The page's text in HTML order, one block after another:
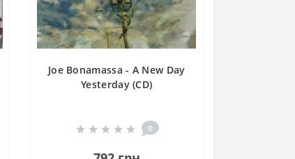
Joe Bonamassa - A New Day
Yesterday (CD)
0